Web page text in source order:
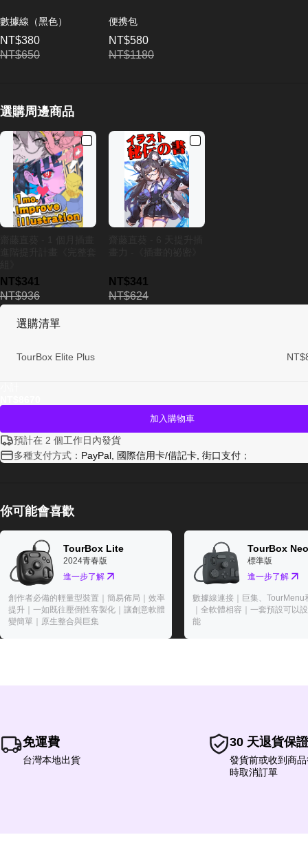
數據線（黑色）
NT$380
NT$650
便携包
NT$580
NT$1180
選購周邊商品
NT$341
NT$936
NT$341
NT$624
選購清單
TourBox Elite Plus
加入購物車
預計在 2 個工作日內發貨
多種支付方式： PayPal, 國際信用卡/借記卡, 街口支付 ；
你可能會喜歡
TourBox Lite
2024青春版
進一步了解
創作者必備的輕量型裝置｜簡易佈局｜效率
提升｜一如既往壓倒性客製化｜讓創意軟體
變簡單｜原生整合與巨集
TourBox Neo
標準版
進一步了解
數據線連接｜巨集、TourMenu
｜全軟體相容｜一套預設可以
能
免運費
台灣本地出貨
30 天退貨保證
發貨前或收到商
時取消訂單